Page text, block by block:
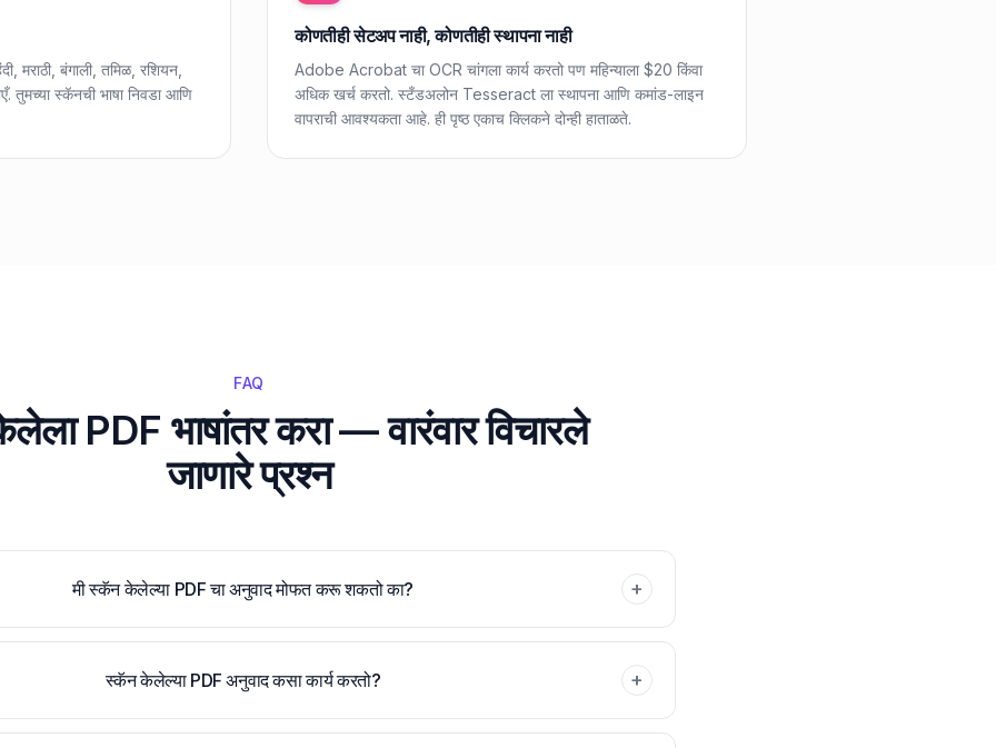
मराठी, बंगाली, तमिळ, रशियन,
तुमच्या स्कॅनची भाषा निवडा आणि
कोणतीही सेटअप नाही, कोणतीही स्थापना नाही
Adobe Acrobat चा OCR चांगला कार्य करतो पण महिन्याला $20 किंवा
अधिक खर्च करतो. स्टँडअलोन Tesseract ला स्थापना आणि कमांड-लाइन
वापराची आवश्यकता आहे. ही पृष्ठ एकाच क्लिकने दोन्ही हाताळते.
FAQ
PDF भाषांतर करा—वारंवार विचारले
जाणारे प्रश्न
मी स्कॅन केलेल्या PDF चा अनुवाद मोफत करू शकतो का? +
स्कॅन केलेल्या PDF अनुवाद कसा कार्य करतो? +